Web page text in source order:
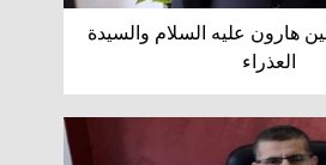
بين هارون عليه السلام والسيدة
العذراء